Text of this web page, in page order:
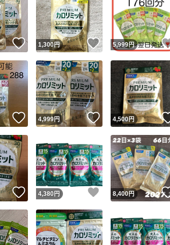
いいね！
1,300円 いいね！
5,999円
いいね！
4,999円 いいね！
4,500円
いいね！
4,380 円 いいね！
8,400円